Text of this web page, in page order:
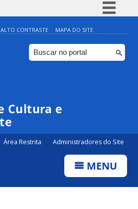
Simplifique!
Comunica BR
Participe
ALTO CONTRASTE MAPA DO SITE
Cultura e
Área Restrita Administradores do Site
MENU